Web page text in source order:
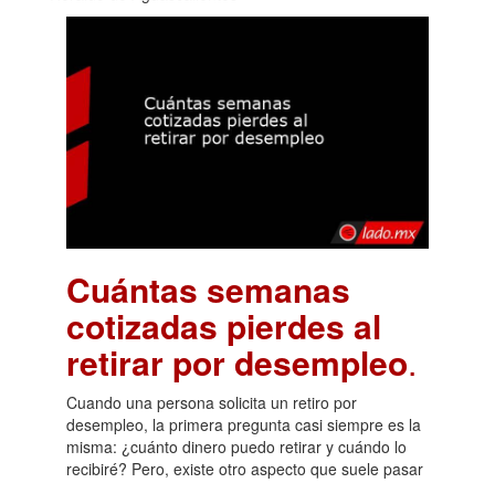
Cuántas semanas
cotizadas pierdes al
retirar por desempleo.
Cuando una persona solicita un retiro por
desempleo, la primera pregunta casi siempre es la
misma: ¿cuánto dinero puedo retirar y cuándo lo
recibiré? Pero, existe otro aspecto que suele pasar